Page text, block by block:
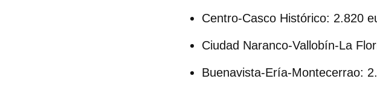
Centro-Casco Histórico: 2.820
Ciudad Naranco-Vallobín-La
Buenavista-Ería-Montecerrao: